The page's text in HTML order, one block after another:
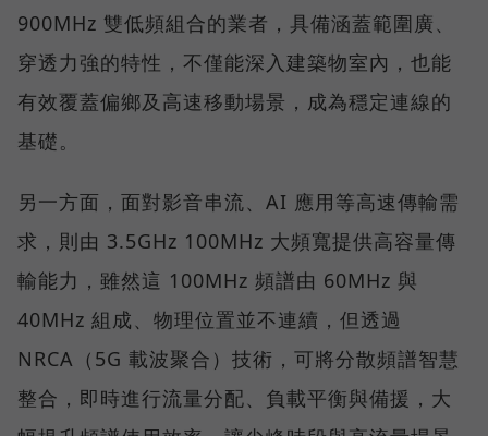
900MHz 雙低頻組合的業者，具備涵蓋範圍廣、
穿透力強的特性，不僅能深入建築物室內，也能
有效覆蓋偏鄉及高速移動場景，成為穩定連線的
基礎。
另一方面，面對影音串流、AI 應用等高速傳輸需
求，則由 3.5GHz 100MHz 大頻寬提供高容量傳
輸能力，雖然這 100MHz 頻譜由 60MHz 與
40MHz 組成、物理位置並不連續，但透過
NRCA（5G 載波聚合）技術，可將分散頻譜智慧
整合，即時進行流量分配、負載平衡與備援，大